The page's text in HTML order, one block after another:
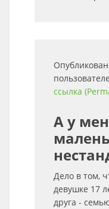
ссылка
А у
Дело в том,
девушке 17
друга -